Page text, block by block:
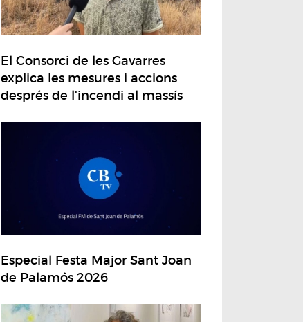
El Consorci de les Gavarres
explica les mesures i accions
després de l'incendi al massís
Especial Festa Major Sant Joan
de Palamós 2026